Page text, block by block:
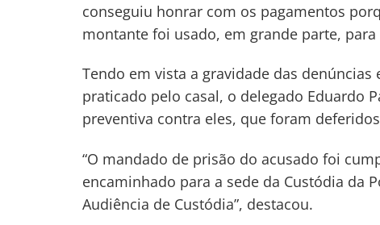
conseguiu honrar com os pagamentos
montante foi usado, em grande parte,
Tendo em vista a gravidade das
praticado pelo casal, o delegado Eduardo
preventiva contra eles, que foram
“O mandado de prisão do acusado foi
encaminhado para a sede da Custódia da
Audiência de Custódia”, destacou.